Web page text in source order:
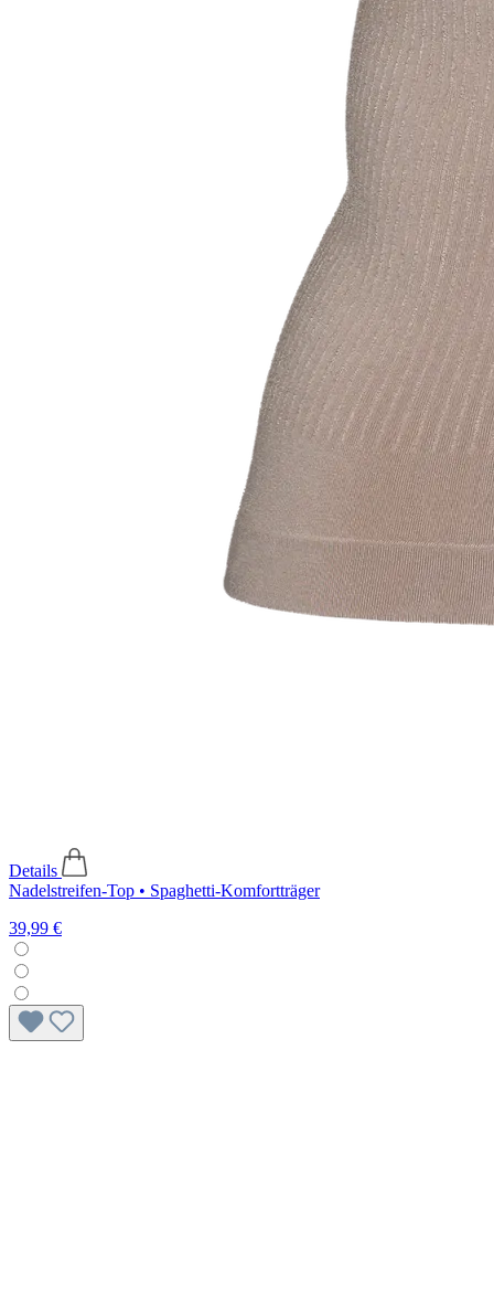
Details
Nadelstreifen-Top • Spaghetti-Komfortträger
39,99 €